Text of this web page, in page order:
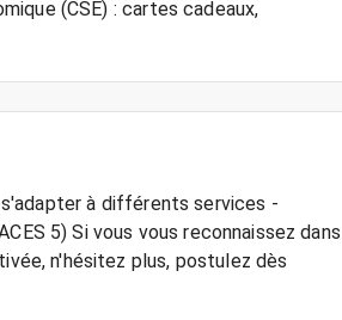
(CSE) : cartes cadeaux,
à différents services -
5) Si vous vous reconnaissez dans
n'hésitez plus, postulez dès